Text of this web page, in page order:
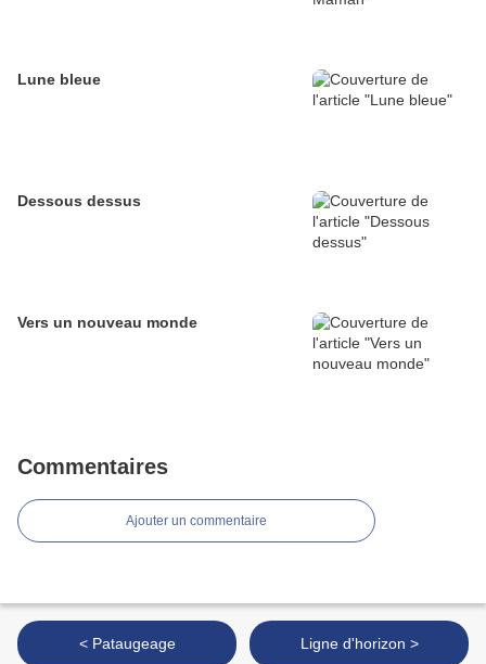
Lune bleue
Dessous dessus
Vers un nouveau monde
Commentaires
Ajouter un commentaire
< Pataugeage Ligne d'horizon >